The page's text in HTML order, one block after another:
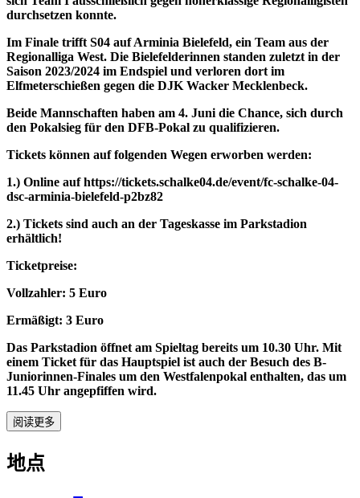
durchsetzen konnte.
Im Finale trifft S04 auf Arminia Bielefeld, ein Team aus der
Regionalliga West. Die Bielefelderinnen standen zuletzt in der
Saison 2023/2024 im Endspiel und verloren dort im
Elfmeterschießen gegen die DJK Wacker Mecklenbeck.
Beide Mannschaften haben am 4. Juni die Chance, sich durch
den Pokalsieg für den DFB-Pokal zu qualifizieren.
Tickets können auf folgenden Wegen erworben werden:
1.) Online auf https://tickets.schalke04.de/event/fc-schalke-04-
dsc-arminia-bielefeld-p2bz82
2.) Tickets sind auch an der Tageskasse im Parkstadion
erhältlich!
Ticketpreise:
Vollzahler: 5 Euro
Ermäßigt: 3 Euro
Das Parkstadion öffnet am Spieltag bereits um 10.30 Uhr. Mit
einem Ticket für das Hauptspiel ist auch der Besuch des B-
Juniorinnen-Finales um den Westfalenpokal enthalten, das um
11.45 Uhr angepfiffen wird.
阅读更多
地点